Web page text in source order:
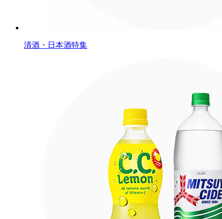
清酒・日本酒特集